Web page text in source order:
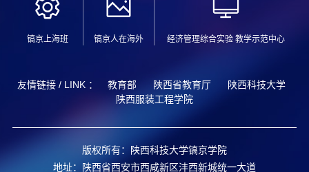
镐京上海班 镐京人在海外 经济管理综合实验 教学示范中心
友情链接 / LINK ： 教育部 陕西省教育厅
陕西科技大学
陕西服装工程学院
版权所有：陕西科技大学镐京学院
地址：陕西省西安市西咸新区沣西新城统一大道